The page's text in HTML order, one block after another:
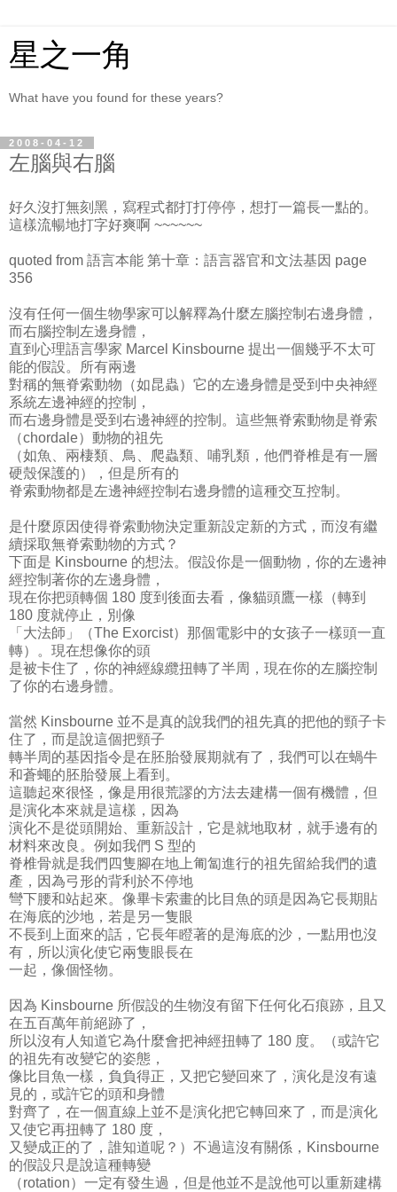
星之一角
What have you found for these years?
2008-04-12
左腦與右腦
好久沒打無刻黑，寫程式都打打停停，想打一篇長一點的。
這樣流暢地打字好爽啊 ~~~~~~
quoted from 語言本能 第十章：語言器官和文法基因 page
356
沒有任何一個生物學家可以解釋為什麼左腦控制右邊身體，
而右腦控制左邊身體，
直到心理語言學家 Marcel Kinsbourne 提出一個幾乎不太可
能的假設。所有兩邊
對稱的無脊索動物（如昆蟲）它的左邊身體是受到中央神經
系統左邊神經的控制，
而右邊身體是受到右邊神經的控制。這些無脊索動物是脊索
（chordale）動物的祖先
（如魚、兩棲類、鳥、爬蟲類、哺乳類，他們脊椎是有一層
硬殼保護的），但是所有的
脊索動物都是左邊神經控制右邊身體的這種交互控制。
是什麼原因使得脊索動物決定重新設定新的方式，而沒有繼
續採取無脊索動物的方式？
下面是 Kinsbourne 的想法。假設你是一個動物，你的左邊神
經控制著你的左邊身體，
現在你把頭轉個 180 度到後面去看，像貓頭鷹一樣（轉到
180 度就停止，別像
「大法師」（The Exorcist）那個電影中的女孩子一樣頭一直
轉）。現在想像你的頭
是被卡住了，你的神經線纜扭轉了半周，現在你的左腦控制
了你的右邊身體。
當然 Kinsbourne 並不是真的說我們的祖先真的把他的頸子卡
住了，而是說這個把頸子
轉半周的基因指令是在胚胎發展期就有了，我們可以在蝸牛
和蒼蠅的胚胎發展上看到。
這聽起來很怪，像是用很荒謬的方法去建構一個有機體，但
是演化本來就是這樣，因為
演化不是從頭開始、重新設計，它是就地取材，就手邊有的
材料來改良。例如我們 S 型的
脊椎骨就是我們四隻腳在地上匍匐進行的祖先留給我們的遺
產，因為弓形的背利於不停地
彎下腰和站起來。像畢卡索畫的比目魚的頭是因為它長期貼
在海底的沙地，若是另一隻眼
不長到上面來的話，它長年瞪著的是海底的沙，一點用也沒
有，所以演化使它兩隻眼長在
一起，像個怪物。
因為 Kinsbourne 所假設的生物沒有留下任何化石痕跡，且又
在五百萬年前絕跡了，
所以沒有人知道它為什麼會把神經扭轉了 180 度。（或許它
的祖先有改變它的姿態，
像比目魚一樣，負負得正，又把它變回來了，演化是沒有遠
見的，或許它的頭和身體
對齊了，在一個直線上並不是演化把它轉回來了，而是演化
又使它再扭轉了 180 度，
又變成正的了，誰知道呢？）不過這沒有關係，Kinsbourne
的假設只是說這種轉變
（rotation）一定有發生過，但是他並不是說他可以重新建構